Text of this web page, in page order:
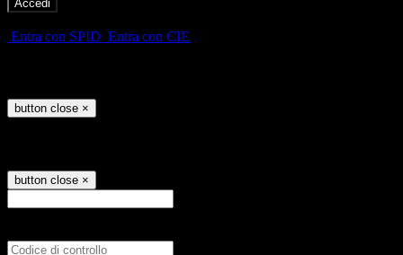
Entra con SPID Entra con CIE
button close ×
button close ×